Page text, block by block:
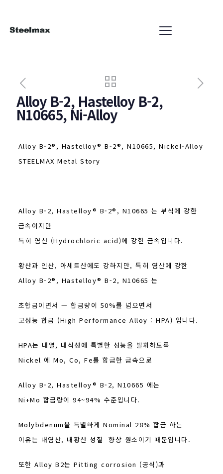
Alloy B-2, Hastelloy B-2,
N10665, Ni-Alloy
Alloy B-2®, Hastelloy® B-2®, N10665, Nickel-Alloy
STEELMAX Metal Story
Alloy B-2, Hastelloy® B-2®, N10665 는 부식에 강한
금속이지만
특히 염산 (Hydrochloric acid)에 강한 금속입니다.
황산과 인산, 아세트산에도 강하지만, 특히 염산에 강한
Alloy B-2®, Hastelloy® B-2, N10665 는
초합금이면서 — 합금량이 50%를 넘으면서
고성능 합금 (High Performance Alloy : HPA) 입니다.
HPA는 내열, 내식성에 특별한 성능을 발휘하도록
Nickel 에 Mo, Co, Fe를 합금한 금속으로
Alloy B-2, Hastelloy® B-2, N10665 에는
Ni+Mo 합금량이 94~94% 수준입니다.
Molybdenum을 특별하게 Nominal 28% 합금 하는
이유는 내염산, 내황산 성질 향상 원소이기 때문입니다.
또한 Alloy B2는 Pitting corrosion (공식)과